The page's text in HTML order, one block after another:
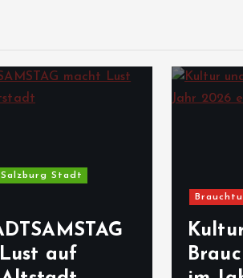
Salzburg Stadt
auf